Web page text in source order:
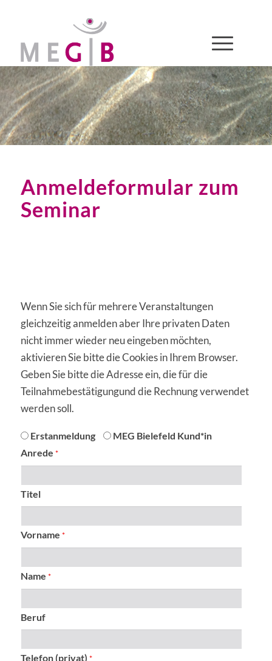
Anmeldeformular zum
Seminar
Wenn Sie sich für mehrere Veranstaltungen
gleichzeitig anmelden aber Ihre privaten Daten
nicht immer wieder neu eingeben möchten,
aktivieren Sie bitte die Cookies in Ihrem Browser.
Geben Sie bitte die Adresse ein, die für die
Teilnahmebestätigungund die Rechnung verwendet
werden soll.
anmeldung
Erstanmeldung
MEG Bielefeld Kund*in
Anrede *
Titel
Vorname *
Name *
Beruf
Telefon (privat) *